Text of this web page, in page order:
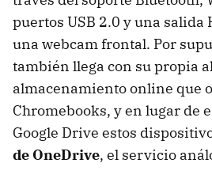
puertos USB 2.0 y una salida
una webcam frontal. Por
también llega con su propia
almacenamiento online que
Chromebooks, y en lugar de
Google Drive estos
de OneDrive, el servicio